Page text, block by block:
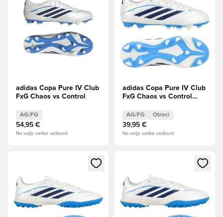
adidas Copa Pure IV Club
FxG Chaos vs Control
AG/FG
54,95 €
Na voljo veliko velikosti
adidas Copa Pure IV Club
FxG Chaos vs Control
AG/FG Otroci
39,95 €
Na voljo veliko velikosti
Odpre Modal za prijavo ali vpis kot članOdpre Modal za prijavo ali